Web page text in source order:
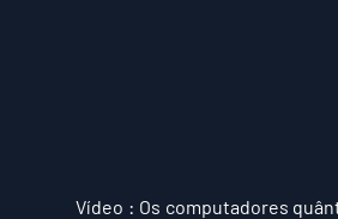
Vídeo : Os computadores